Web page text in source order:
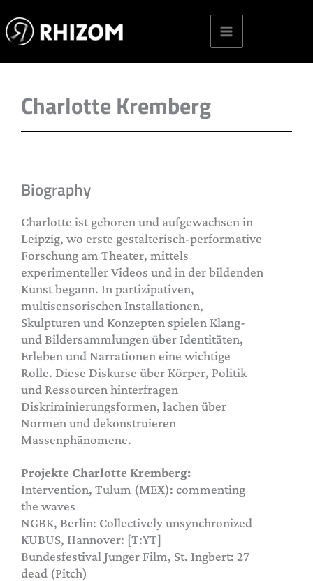
to
content
Charlotte Kremberg
Biography
Charlotte ist geboren und aufgewachsen in
Leipzig, wo erste gestalterisch-performative
Forschung am Theater, mittels
experimenteller Videos und in der bildenden
Kunst begann. In partizipativen,
multisensorischen Installationen,
Skulpturen und Konzepten spielen Klang-
und Bildersammlungen über Identitäten,
Erleben und Narrationen eine wichtige
Rolle. Diese Diskurse über Körper, Politik
und Ressourcen hinterfragen
Diskriminierungsformen, lachen über
Normen und dekonstruieren
Massenphänomene.
Projekte Charlotte Kremberg:
Intervention, Tulum (MEX): commenting
the waves
NGBK, Berlin: Collectively unsynchronized
KUBUS, Hannover: [T:YT]
Bundesfestival Junger Film, St. Ingbert: 27
dead (Pitch)